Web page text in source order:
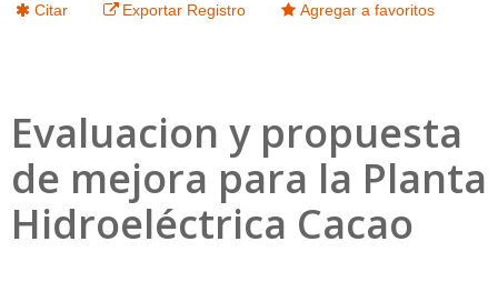
Citar Exportar Registro Agregar a favoritos
Evaluacion y propuesta
de mejora para la Planta
Hidroeléctrica Cacao